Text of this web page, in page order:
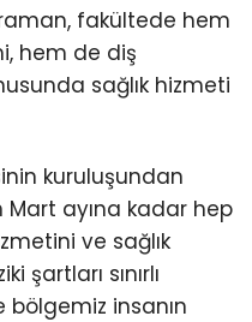
fakültede hem
hem de diş
sağlık hizmeti
kuruluşundan
Mart ayına kadar hep
ve sağlık
şartları sınırlı
bölgemiz insanın